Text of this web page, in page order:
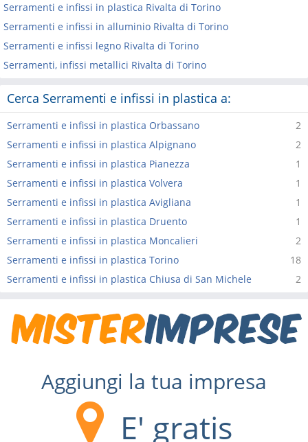
Serramenti e infissi in plastica Rivalta di Torino
Serramenti e infissi in alluminio Rivalta di Torino
Serramenti e infissi legno Rivalta di Torino
Serramenti, infissi metallici Rivalta di Torino
Cerca Serramenti e infissi in plastica a:
2
Serramenti e infissi in plastica Orbassano
2
Serramenti e infissi in plastica Alpignano
1
Serramenti e infissi in plastica Pianezza
1
Serramenti e infissi in plastica Volvera
1
Serramenti e infissi in plastica Avigliana
1
Serramenti e infissi in plastica Druento
2
Serramenti e infissi in plastica Moncalieri
18
Serramenti e infissi in plastica Torino
2
Serramenti e infissi in plastica Chiusa di San Michele
Aggiungi la tua impresa
E' gratis